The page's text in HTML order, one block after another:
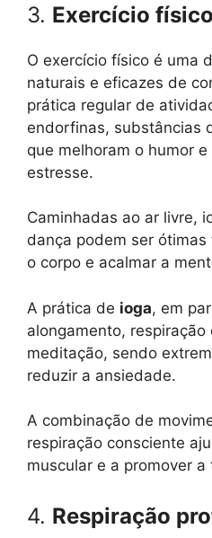
3. Exercício
O exercício físico é uma
naturais e eficazes de
prática regular de
endorfinas, substâncias
que melhoram o humor
estresse.
Caminhadas ao ar livre,
dança podem ser
o corpo e acalmar a
A prática de ioga, em
alongamento, respiração
meditação, sendo
reduzir a ansiedade.
A combinação de
respiração consciente
muscular e a promover
4. Respiração